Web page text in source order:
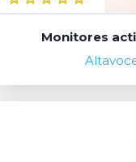
Monitores